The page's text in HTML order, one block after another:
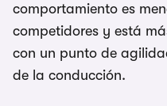
comportamiento es
competidores y está
con un punto de
de la conducción.